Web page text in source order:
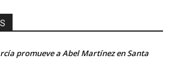
promueve a Abel Martínez en Santa